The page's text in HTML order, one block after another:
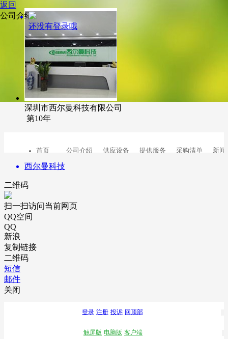
返回
公司介绍
深圳市西尔曼科技有限公司
第10年
首页 公司介绍 供应设备 提供服务 采购清单 新闻
西尔曼科技
二维码
扫一扫访问当前网页
QQ空间
QQ
新浪
复制链接
二维码
短信
邮件
关闭
登录 注册 投诉 回顶部
触屏版 电脑版 客户端
还没有登录哦